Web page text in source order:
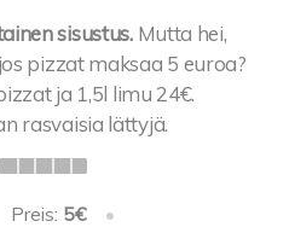
sisustus. Mutta hei,
pizzat maksaa 5 euroa?
ja 1,5l limu 24€.
rasvaisia lättyjä.
Preis: 5€
•